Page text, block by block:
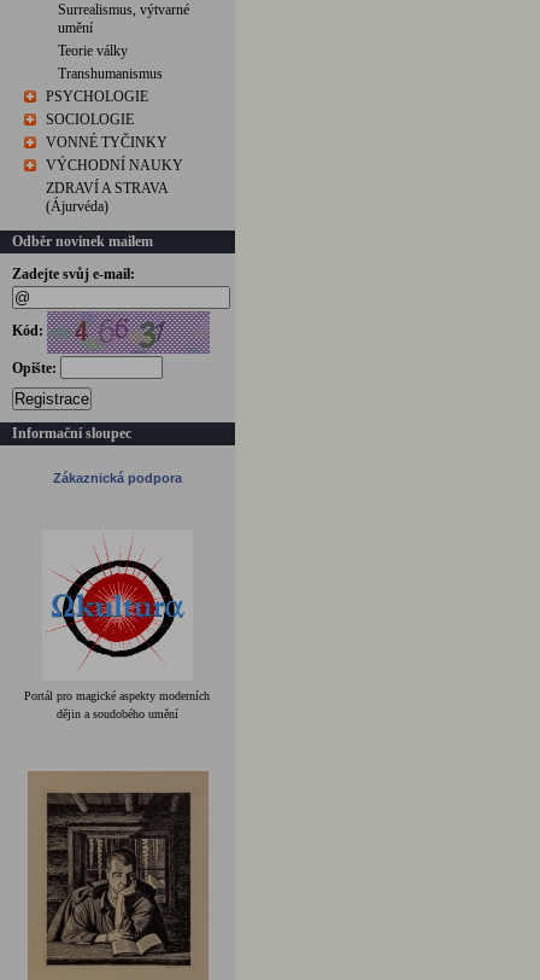
Surrealismus, výtvarné
umění
Teorie války
Transhumanismus
PSYCHOLOGIE
SOCIOLOGIE
VONNÉ TYČINKY
VÝCHODNÍ NAUKY
ZDRAVÍ A STRAVA
(Ájurvéda)
Odběr novinek mailem
Zadejte svůj e-mail:
Kód:
Opište:
Registrace
Informační sloupec
Zákaznická podpora
Portál pro magické aspekty moderních
dějin a soudobého umění